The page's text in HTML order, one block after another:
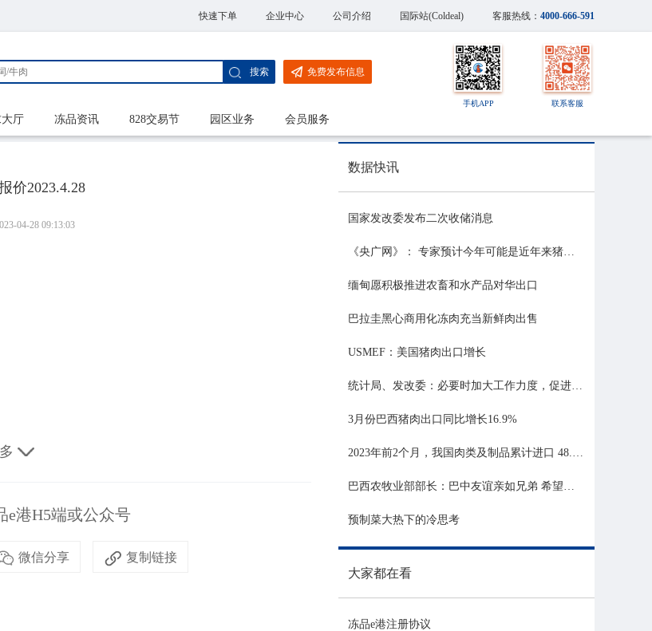
快速下单 企业中心 公司介绍 国际站(Coldeal) 客服热线： 4000-666-591
搜索 免费发布信息
手机APP 联系客服
厅 冻品资讯 828交易节 园区业务 会员服务
价2023.4.28
04-28 09:13:03
e港H5端或公众号
微信分享 复制链接
数据快讯
国家发改委发布二次收储消息
《央广网》： 专家预计今年可能是近年来猪价最稳的一年
缅甸愿积极推进农畜和水产品对华出口
巴拉圭黑心商用化冻肉充当新鲜肉出售
USMEF：美国猪肉出口增长
统计局、发改委：必要时加大工作力度，促进生猪市场平稳运行
3月份巴西猪肉出口同比增长16.9%
2023年前2个月，我国肉类及制品累计进口 48.06 亿美元，同比增长 21.81%
巴西农牧业部部长：巴中友谊亲如兄弟 希望与中国深化农业合作
预制菜大热下的冷思考
大家都在看
冻品e港注册协议